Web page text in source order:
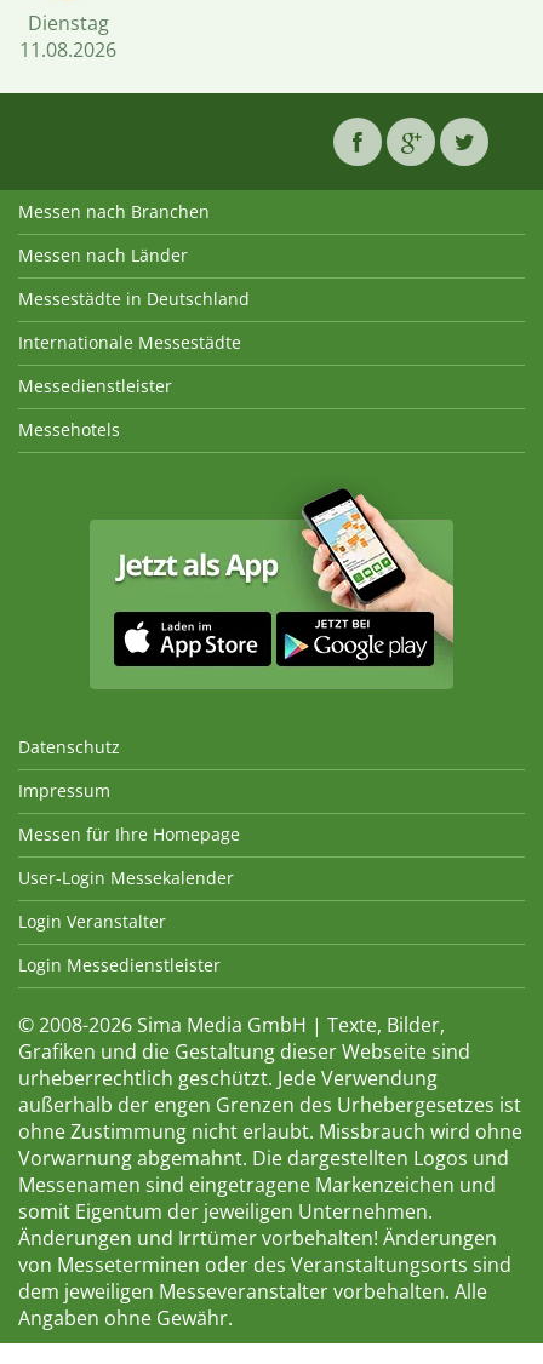
Dienstag
11.08.2026
Messen nach Branchen
Messen nach Länder
Messestädte in Deutschland
Internationale Messestädte
Messedienstleister
Messehotels
Datenschutz
Impressum
Messen für Ihre Homepage
User-Login Messekalender
Login Veranstalter
Login Messedienstleister
© 2008-2026 Sima Media GmbH | Texte, Bilder,
Grafiken und die Gestaltung dieser Webseite sind
urheberrechtlich geschützt. Jede Verwendung
außerhalb der engen Grenzen des Urhebergesetzes ist
ohne Zustimmung nicht erlaubt. Missbrauch wird ohne
Vorwarnung abgemahnt. Die dargestellten Logos und
Messenamen sind eingetragene Markenzeichen und
somit Eigentum der jeweiligen Unternehmen.
Änderungen und Irrtümer vorbehalten! Änderungen
von Messeterminen oder des Veranstaltungsorts sind
dem jeweiligen Messeveranstalter vorbehalten. Alle
Angaben ohne Gewähr.